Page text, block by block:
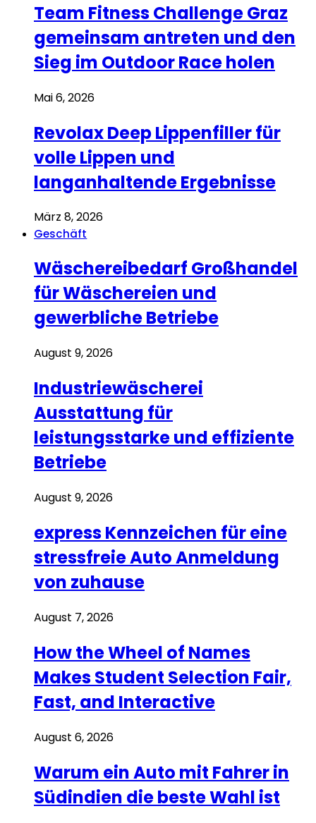
Team Fitness Challenge Graz
gemeinsam antreten und den
Sieg im Outdoor Race holen
Mai 6, 2026
Revolax Deep Lippenfiller für
volle Lippen und
langanhaltende Ergebnisse
März 8, 2026
Geschäft
Wäschereibedarf Großhandel
für Wäschereien und
gewerbliche Betriebe
August 9, 2026
Industriewäscherei
Ausstattung für
leistungsstarke und effiziente
Betriebe
August 9, 2026
express Kennzeichen für eine
stressfreie Auto Anmeldung
von zuhause
August 7, 2026
How the Wheel of Names
Makes Student Selection Fair,
Fast, and Interactive
August 6, 2026
Warum ein Auto mit Fahrer in
Südindien die beste Wahl ist